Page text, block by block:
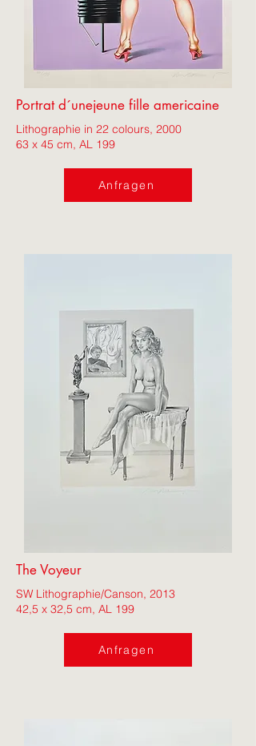
Portrat d´unejeune fille americaine
Lithographie in 22 colours, 2000
63 x 45 cm, AL 199
Anfragen
The Voyeur
SW Lithographie/Canson, 2013
42,5 x 32,5 cm, AL 199
Anfragen